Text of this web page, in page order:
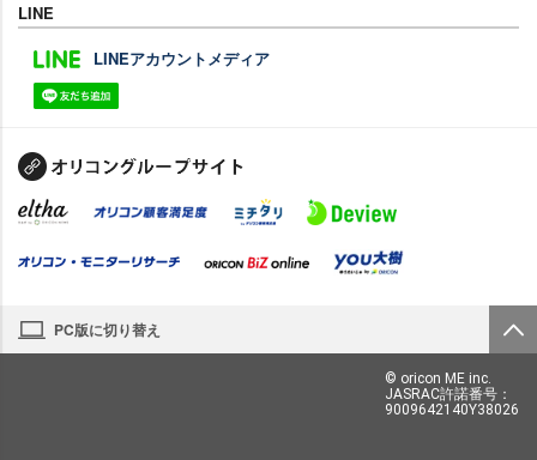
LINE
LINEアカウントメディア
PC版に切り替え
© oricon ME inc.
JASRAC許諾番号：
9009642140Y38026